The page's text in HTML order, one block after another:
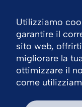
Utilizziamo
garantire il
sito web,
migliorare la
ottimizzare il
come